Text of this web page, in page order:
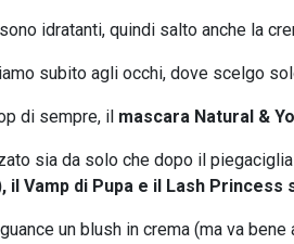
idratanti, quindi salto anche la
subito agli occhi, dove scelgo
di sempre, il mascara Natural &
sia da solo che dopo il
il Vamp di Pupa e il Lash
un blush in crema (ma va